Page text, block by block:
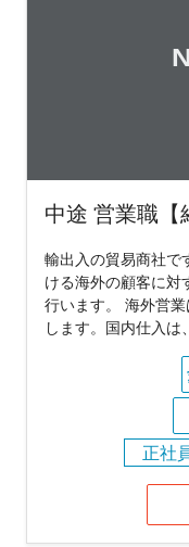
中途 営業職【
輸出入の貿易商社で
ける海外の顧客に対
行います。 海外営
します。国内仕入は、
正社